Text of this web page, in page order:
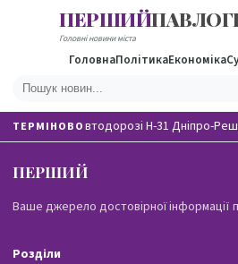
ПЕРШИЙ
Головні новини міста
ГоловнаПолітикаЕкономіка
ТЕРМІНОВОНа автодорозі Н-31 Дніпро-
ПЕРШИЙ
Ваше джерело достовірної інформації
Розділи